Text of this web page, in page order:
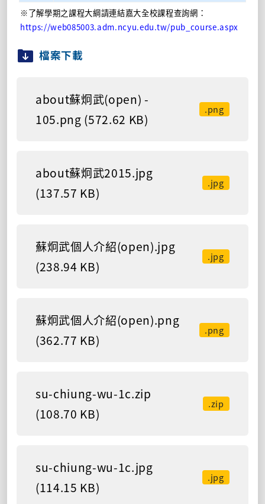
※了解學期之課程大綱請連結嘉大全校課程查詢網：
https://web085003.adm.ncyu.edu.tw/pub_course.aspx
檔案下載
about蘇炯武(open) -
105.png (572.62 KB)
.png
about蘇炯武2015.jpg
(137.57 KB)
.jpg
蘇炯武個人介紹(open).jpg
(238.94 KB)
.jpg
蘇炯武個人介紹(open).png
(362.77 KB)
.png
su-chiung-wu-1c.zip
(108.70 KB)
.zip
su-chiung-wu-1c.jpg
(114.15 KB)
.jpg